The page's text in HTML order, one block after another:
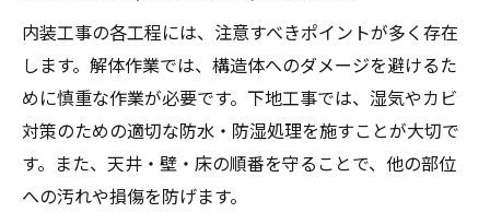
内装工事の各工程には、注意すべきポイントが多く存在
します。解体作業では、構造体へのダメージを避けるた
めに慎重な作業が必要です。下地工事では、湿気やカビ
対策のための適切な防水・防湿処理を施すことが大切で
す。また、天井・壁・床の順番を守ることで、他の部位
への汚れや損傷を防げます。